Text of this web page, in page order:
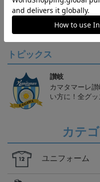
トピックス
讃岐
カマタマーレ
い方に！全グッ
カテ
ユニフォーム